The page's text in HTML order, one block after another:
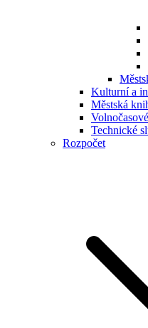
Kulturní a
Městská
Technické
Rozpočet